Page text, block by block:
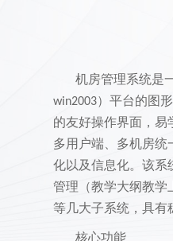
机房管理系统是
win2003）平台的图
的友好操作界面，易
多用户端、多机房统
化以及信息化。该系
管理（教学大纲教学
等几大子系统，具有
核心功能